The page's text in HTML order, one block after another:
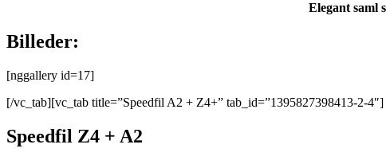
Elegant saml
Billeder:
[nggallery id=17]
[/vc_tab][vc_tab title=”Speedfil A2 + Z4+” tab_id=”1395827398413-2-4″]
Speedfil Z4 + A2